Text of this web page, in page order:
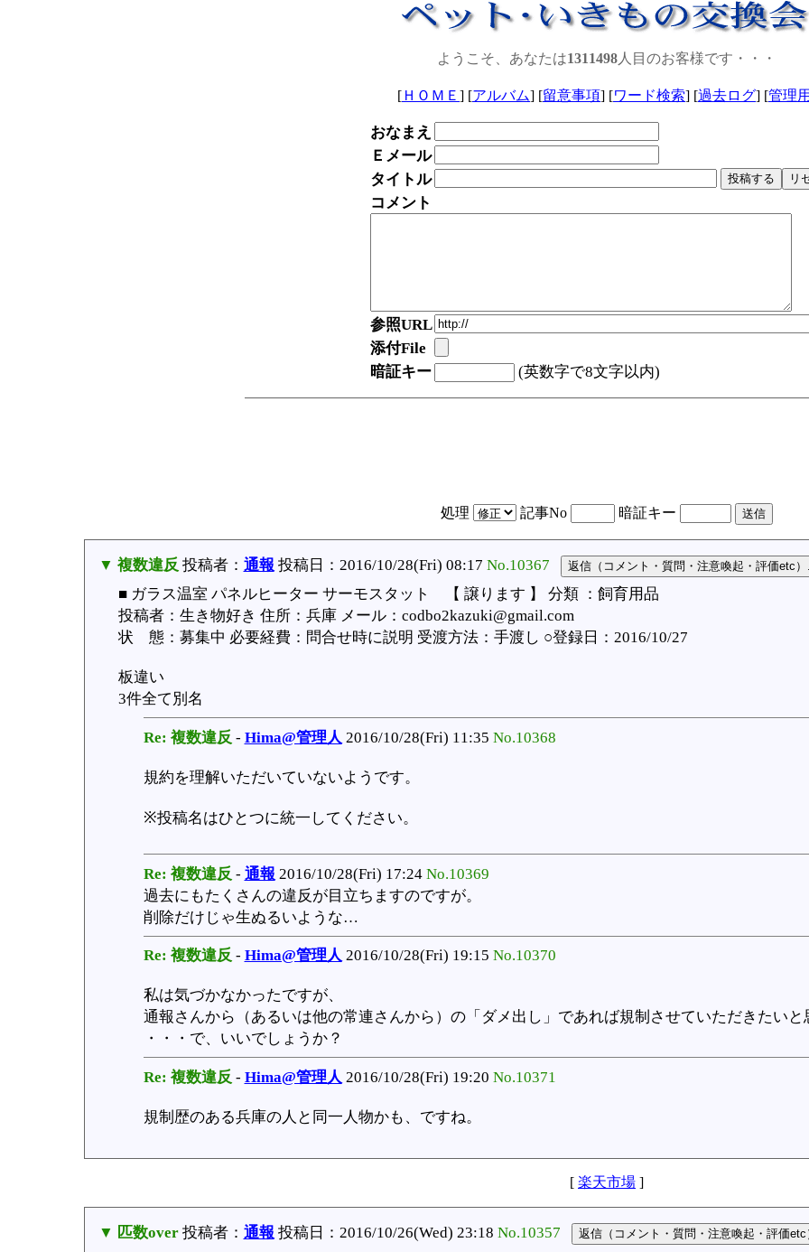
ようこそ、あなたは1311498 人目のお客様です・・・
[ ＨＯＭＥ ] [アルバム] [留意事項] [ワード検索] [過去ログ] [管理用
おなまえ
Ｅメール
タイトル
コメント
参照URL
添付File
暗証キー
(英数字で8文字以内)
処理 記事No 暗証キー
▼ 複数違反 投稿者： 通報 投稿日：2016/10/28(Fri) 08:17 No.10367
■ ガラス温室 パネルヒーター サーモスタット 【 譲ります 】 分類 ：飼育用品
投稿者：生き物好き 住所：兵庫 メール：codbo2kazuki@gmail.com
状 態：募集中 必要経費：問合せ時に説明 受渡方法：手渡し ○登録日：2016/10/27
板違い
3件全て別名
Re: 複数違反 - Hima@管理人 2016/10/28(Fri) 11:35 No.10368
規約を理解いただいていないようです。
※投稿名はひとつに統一してください。
Re: 複数違反 - 通報 2016/10/28(Fri) 17:24 No.10369
過去にもたくさんの違反が目立ちますのですが。
削除だけじゃ生ぬるいような…
Re: 複数違反 - Hima@管理人 2016/10/28(Fri) 19:15 No.10370
私は気づかなかったですが、
通報さんから（あるいは他の常連さんから）の「ダメ出し」であれば規制させていただきたいと
・・・で、いいでしょうか？
Re: 複数違反 - Hima@管理人 2016/10/28(Fri) 19:20 No.10371
規制歴のある兵庫の人と同一人物かも、ですね。
[ 楽天市場 ]
▼ 匹数over投稿者： 通報 投稿日：2016/10/26(Wed) 23:18 No.10357